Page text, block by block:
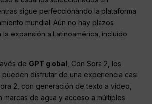
sigue perfeccionando la plataforma
mundial. Aún no hay plazos
la expansión a Latinoamérica, incluido
de GPT global , Con Sora 2, los
pueden disfrutar de una experiencia casi
2, con generación de texto a vídeo,
marcas de agua y acceso a múltiples